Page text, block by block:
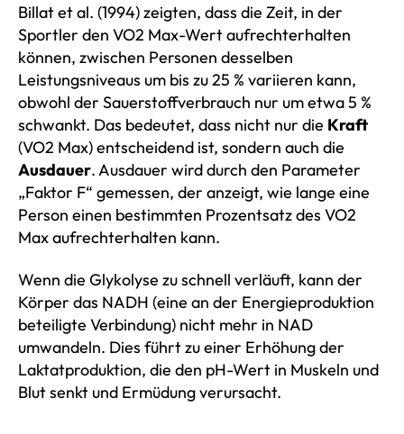
Billat et al. (1994) zeigten, dass die Zeit, in der
Sportler den VO2 Max-Wert aufrechterhalten
können, zwischen Personen desselben
Leistungsniveaus um bis zu 25 % variieren kann,
obwohl der Sauerstoffverbrauch nur um etwa 5 %
schwankt. Das bedeutet, dass nicht nur die Kraft
(VO2 Max) entscheidend ist, sondern auch die
Ausdauer. Ausdauer wird durch den Parameter
„Faktor F“ gemessen, der anzeigt, wie lange eine
Person einen bestimmten Prozentsatz des VO2
Max aufrechterhalten kann.
Wenn die Glykolyse zu schnell verläuft, kann der
Körper das NADH (eine an der Energieproduktion
beteiligte Verbindung) nicht mehr in NAD
umwandeln. Dies führt zu einer Erhöhung der
Laktatproduktion, die den pH-Wert in Muskeln und
Blut senkt und Ermüdung verursacht.